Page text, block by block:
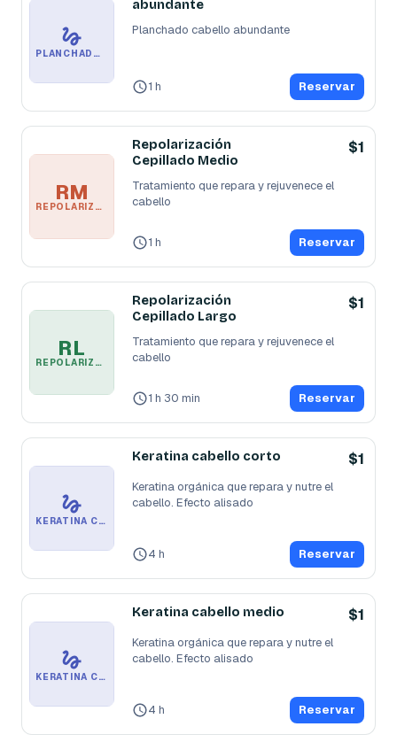
PLANCHADO CABELLO ABUNDANTE
abundante
Planchado cabello abundante
1 h Reservar
RM
REPOLARIZACIÓN CEPILLADO MEDIO
Repolarización
Cepillado Medio
$1
Tratamiento que repara y rejuvenece el
cabello
1 h Reservar
RL
REPOLARIZACIÓN CEPILLADO LARGO
Repolarización
Cepillado Largo
$1
Tratamiento que repara y rejuvenece el
cabello
1 h 30 min Reservar
KERATINA CABELLO CORTO
Keratina cabello corto $1
Keratina orgánica que repara y nutre el
cabello. Efecto alisado
4 h Reservar
KERATINA CABELLO MEDIO
Keratina cabello medio $1
Keratina orgánica que repara y nutre el
cabello. Efecto alisado
4 h Reservar